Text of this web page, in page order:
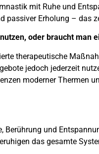
mit Ruhe und
Erholung – das
oder braucht man
therapeutische
jedoch jederzeit
moderner Thermen
und
das gesamte